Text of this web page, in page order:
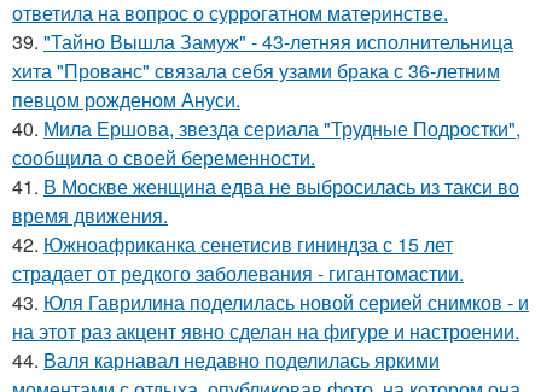
ответила на вопрос о суррогатном материнстве.
39. "Тайно Вышла Замуж" - 43-летняя исполнительница
хита "Прованс" связала себя узами брака с 36-летним
певцом рожденом Ануси.
40. Мила Ершова, звезда сериала "Трудные Подростки",
сообщила о своей беременности.
41. В Москве женщина едва не выбросилась из такси во
время движения.
42. Южноафриканка сенетисив гининдза с 15 лет
страдает от редкого заболевания - гигантомастии.
43. Юля Гаврилина поделилась новой серией снимков - и
на этот раз акцент явно сделан на фигуре и настроении.
44. Валя карнавал недавно поделилась яркими